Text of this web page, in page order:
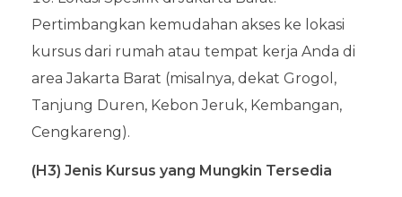
Pertimbangkan kemudahan akses ke lokasi
kursus dari rumah atau tempat kerja Anda di
area Jakarta Barat (misalnya, dekat Grogol,
Tanjung Duren, Kebon Jeruk, Kembangan,
Cengkareng).
(H3) Jenis Kursus yang Mungkin Tersedia